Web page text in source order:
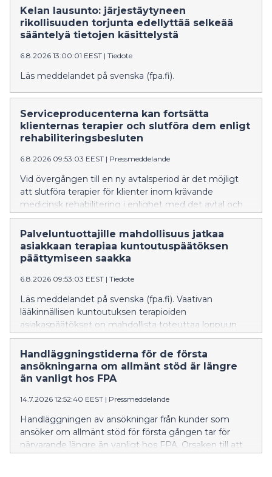
informationsutbytet mellan myndigheterna.
Propositionen ger FPA bättre möjligheter att
upptäcka, förebygga och bekämpa organiserad
FPA anser dock att bestämmelserna om utlämnande,
behandling och utnyttjande av uppgifter måste
kompletteras för att lagstiftningen ska bilda en klar
helhet och trygga dataskyddet för enskilda personer.
FPA skulle i större utsträckning kunna delta i
bekämpningen av organiserad brottslighet FPA anser
att FPA som verkställare av den sociala tryggheten
förfogar över uppgifter som kan ha betydelse för
identifiering och bekämpning av organiserad
hänför sig till FPA:s förmåner har i vissa fall
konstaterats vara en del av en mer omfattande
brottshelhet. Enligt propositionsutkastet ska FPA delta
Kelan lausunto: järjestäytyneen
rikollisuuden torjunta edellyttää selkeää
sääntelyä tietojen käsittelystä
6.8.2026 13:00:01 EEST | Tiedote
Läs meddelandet på svenska (fpa.fi).
Serviceproducenterna kan fortsätta
klienternas terapier och slutföra dem enligt
rehabiliteringsbesluten
6.8.2026 09:53:03 EEST | Pressmeddelande
Vid övergången till en ny avtalsperiod är det möjligt
att slutföra terapier för klienter inom krävande
medicinsk rehabilitering i enlighet med det avtal och
den servicebeskrivning som löper ut den
31.12.2026. Detta gäller alla serviceproducenter som för
närvarande tillhandahåller terapi inom krävande
medicinsk rehabilitering.
Palveluntuottajille mahdollisuus jatkaa
asiakkaan terapiaa kuntoutuspäätöksen
päättymiseen saakka
6.8.2026 09:53:03 EEST | Tiedote
Läs meddelandet på svenska (fpa.fi). Vaativan
lääkinnällisen kuntoutuksen terapioiden
asiakaspäätökset on mahdollista toteuttaa loppuun
31.12.2026 päättyvän sopimuksen ja palvelukuvauksen
mukaisesti sopimuskauden vaihteessa. Tämä koskee
kaikkia nykyisiä vaativan lääkinnällisen kuntoutuksen
terapioiden palveluntuottajia.
Handläggningstiderna för de första
ansökningarna om allmänt stöd är längre
än vanligt hos FPA
14.7.2026 12:52:40 EEST | Pressmeddelande
Handläggningen av ansökningar från kunder som
ansöker om allmänt stöd för första gången tar för
närvarande längre än vanligt hos FPA. Orsaken till att